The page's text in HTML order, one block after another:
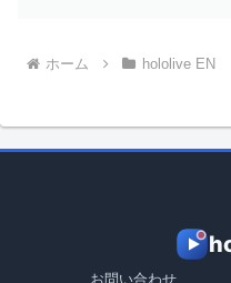
ホーム hololive EN
お問い合わせ